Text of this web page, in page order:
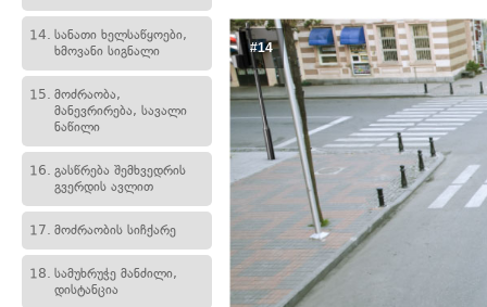
14. სანათი ხელსაწყოები,
ხმოვანი სიგნალი
15. მოძრაობა,
მანევრირება, სავალი
ნაწილი
16. გასწრება შემხვედრის
გვერდის ავლით
17. მოძრაობის სიჩქარე
18. სამუხრუჭე მანძილი,
დისტანცია
#14